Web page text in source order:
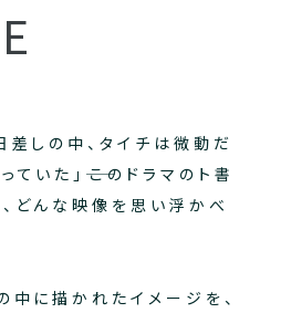
差しの中、タイチは微動だ
いた」――このドラマのト書
どんな映像を思い浮かべ
中に描かれたイメージを、